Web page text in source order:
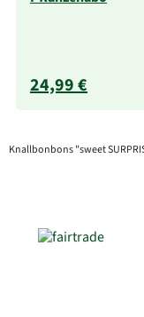
24,99 €
Knallbonbons "sweet